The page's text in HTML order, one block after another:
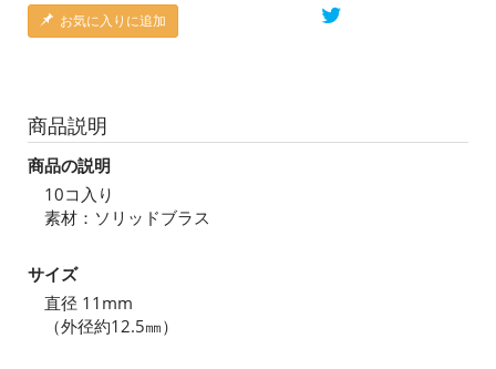
お気に入りに追加
商品説明
商品の説明
10コ入り
素材：ソリッドブラス
サイズ
直径 11mm
（外径約12.5㎜）